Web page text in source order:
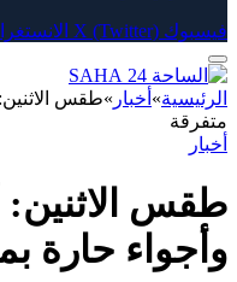
فيسبوك X (Twitter)
الرئيسية» أخبار »طقس
متفرقة
أخبار
طقس الاثنين:
وأجواء حارة